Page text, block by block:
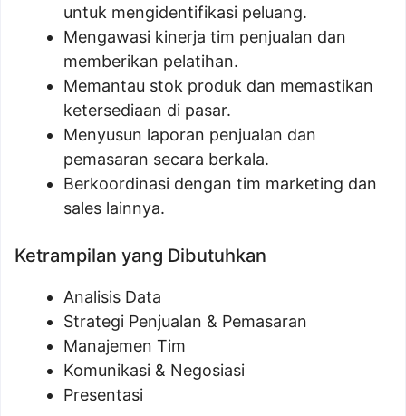
untuk mengidentifikasi peluang.
Mengawasi kinerja tim penjualan dan
memberikan pelatihan.
Memantau stok produk dan memastikan
ketersediaan di pasar.
Menyusun laporan penjualan dan
pemasaran secara berkala.
Berkoordinasi dengan tim marketing dan
sales lainnya.
Ketrampilan yang Dibutuhkan
Analisis Data
Strategi Penjualan & Pemasaran
Manajemen Tim
Komunikasi & Negosiasi
Presentasi